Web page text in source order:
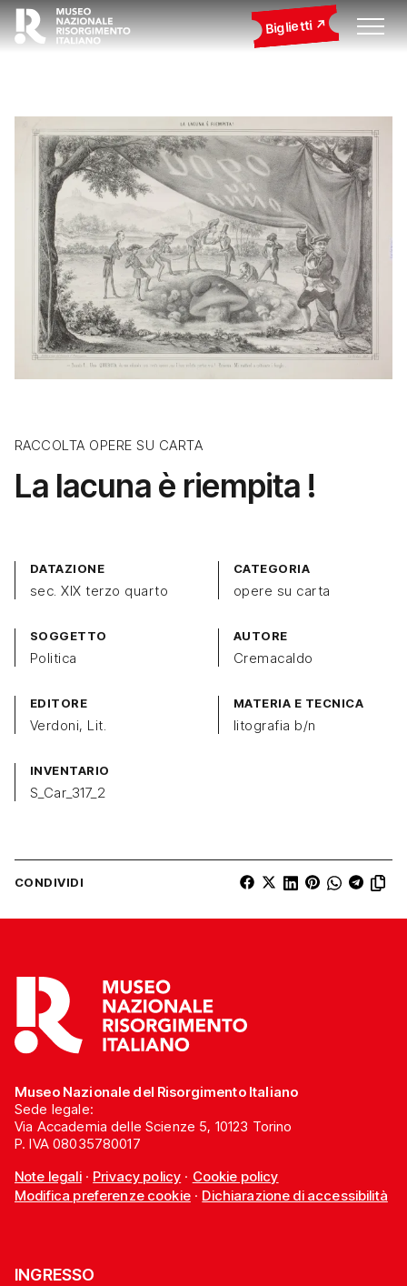
Biglietti
RACCOLTA OPERE SU CARTA
La lacuna è riempita !
DATAZIONE
sec. XIX terzo quarto
CATEGORIA
opere su carta
SOGGETTO
Politica
AUTORE
Cremacaldo
EDITORE
Verdoni, Lit.
MATERIA E TECNICA
litografia b/n
INVENTARIO
S_Car_317_2
CONDIVIDI
Museo Nazionale del Risorgimento Italiano
Sede legale:
Via Accademia delle Scienze 5, 10123 Torino
P. IVA 08035780017
Note legali· Privacy policy · Cookie policy
Modifica preferenze cookie· Dichiarazione di accessibilità
INGRESSO